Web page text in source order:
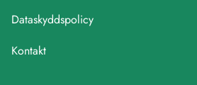
Dataskyddspolicy
Kontakt